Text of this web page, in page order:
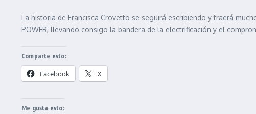
La historia de Francisca Crovetto se seguirá escribiendo y traerá
POWER, llevando consigo la bandera de la electrificación y el
Comparte esto:
Facebook X
Me gusta esto: